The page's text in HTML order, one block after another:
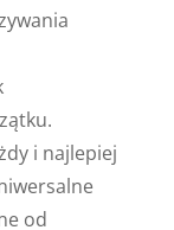
i najlepiej
od